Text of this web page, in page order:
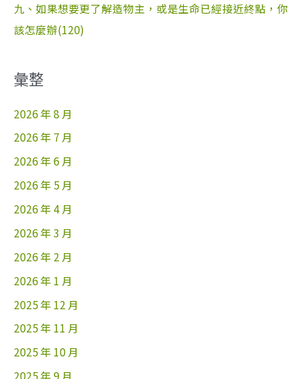
九、如果想要更了解造物主，或是生命已經接近終點，你
該怎麼辦(120)
彙整
2026 年 8 月
2026 年 7 月
2026 年 6 月
2026 年 5 月
2026 年 4 月
2026 年 3 月
2026 年 2 月
2026 年 1 月
2025 年 12 月
2025 年 11 月
2025 年 10 月
2025 年 9 月